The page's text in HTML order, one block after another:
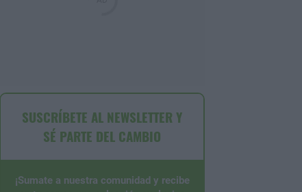
SUSCRÍBETE AL NEWSLETTER Y
SÉ PARTE DEL CAMBIO
¡Sumate a nuestra comunidad y recibe